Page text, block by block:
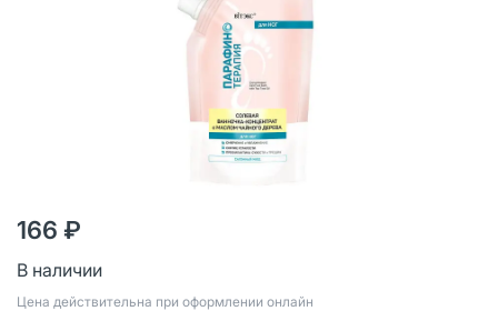
166 ₽
В наличии
Цена действительна при оформлении онлайн